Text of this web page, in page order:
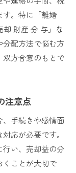
す。特に「離婚
財産 分 与」な
分配方法で悩む方
双方合意のもとで
注意点
手続きや感情面
応が必要です。
い、売却益の分
くことが大切で